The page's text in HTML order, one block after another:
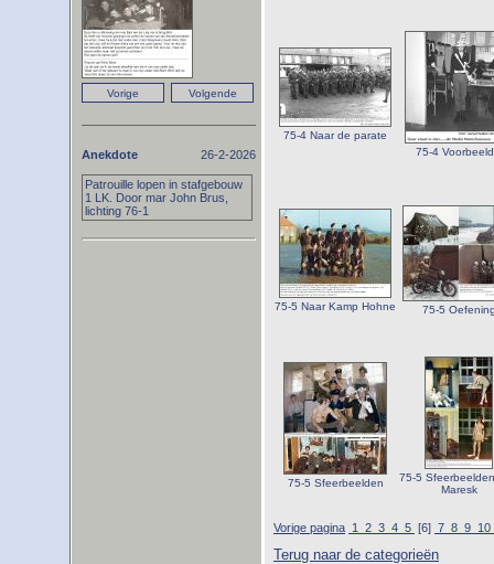
75-4 Naar de parate
75-4
75-5 Naar Kamp Hohne 75-5
75-5 Sfeerbeelden
75-5
Maresk
Vorige pagina 1 2 3 4 5 [6] 7 8 9 10
Terug naar de categorieën
Anekdote 26-2-2026
Patrouille lopen in stafgebouw
1 LK. Door mar John Brus,
lichting 76-1